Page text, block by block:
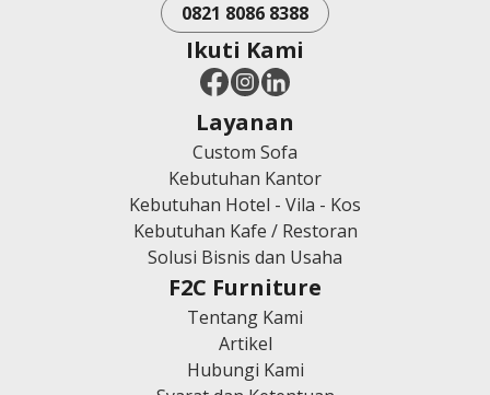
0821 8086 8388
Ikuti Kami
Layanan
Custom Sofa
Kebutuhan Kantor
Kebutuhan Hotel - Vila - Kos
Kebutuhan Kafe / Restoran
Solusi Bisnis dan Usaha
F2C Furniture
Tentang Kami
Artikel
Hubungi Kami